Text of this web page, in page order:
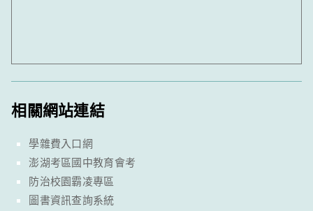
相關網站連結
學雜費入口網
澎湖考區國中教育會考
防治校園霸凌專區
圖書資訊查詢系統